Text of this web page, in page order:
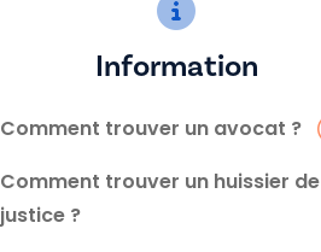
Information
Comment trouver un avocat ?
Comment trouver un huissier de
justice ?